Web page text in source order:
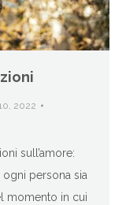
2022
sull’amore:
persona sia
momento in cui